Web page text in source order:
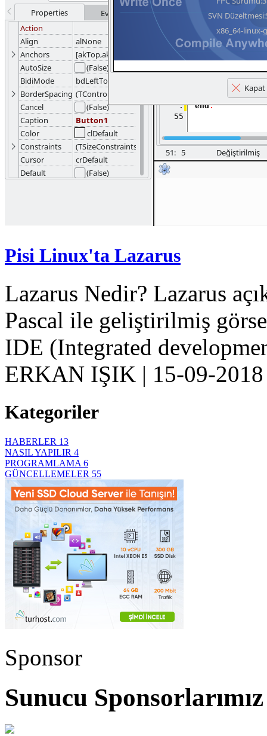
Pisi Linux'ta Lazarus
Lazarus Nedir? Lazarus
Pascal ile geliştirilmiş
IDE (Integrated
ERKAN IŞIK | 15-09-2018
Kategoriler
HABERLER 13
NASIL YAPILIR 4
PROGRAMLAMA 6
GÜNCELLEMELER 55
Sponsor
Sunucu Sponsorlarımız